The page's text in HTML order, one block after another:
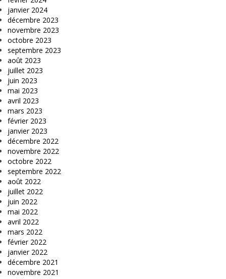
janvier 2024
décembre 2023
novembre 2023
octobre 2023
septembre 2023
août 2023
juillet 2023
juin 2023
mai 2023
avril 2023
mars 2023
février 2023
janvier 2023
décembre 2022
novembre 2022
octobre 2022
septembre 2022
août 2022
juillet 2022
juin 2022
mai 2022
avril 2022
mars 2022
février 2022
janvier 2022
décembre 2021
novembre 2021